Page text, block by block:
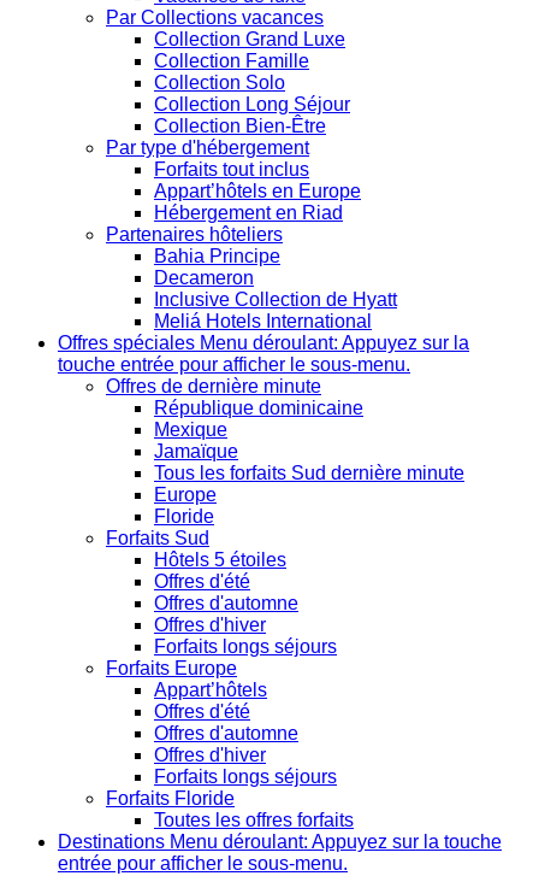
Par Collections vacances
Collection Grand Luxe
Collection Famille
Collection Solo
Collection Long Séjour
Collection Bien-Être
Par type d'hébergement
Forfaits tout inclus
Appart’hôtels en Europe
Hébergement en Riad
Partenaires hôteliers
Bahia Principe
Decameron
Inclusive Collection de Hyatt
Meliá Hotels International
Offres spéciales Menu déroulant: Appuyez sur la
touche entrée pour afficher le sous-menu.
Offres de dernière minute
République dominicaine
Mexique
Jamaïque
Tous les forfaits Sud dernière minute
Europe
Floride
Forfaits Sud
Hôtels 5 étoiles
Offres d'été
Offres d'automne
Offres d'hiver
Forfaits longs séjours
Forfaits Europe
Appart’hôtels
Offres d'été
Offres d'automne
Offres d'hiver
Forfaits longs séjours
Forfaits Floride
Toutes les offres forfaits
Destinations Menu déroulant: Appuyez sur la touche
entrée pour afficher le sous-menu.